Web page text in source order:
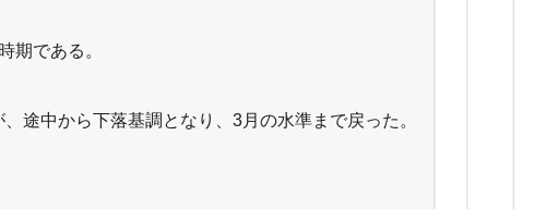
期である。
途中から下落基調となり、3月の水準まで戻った。